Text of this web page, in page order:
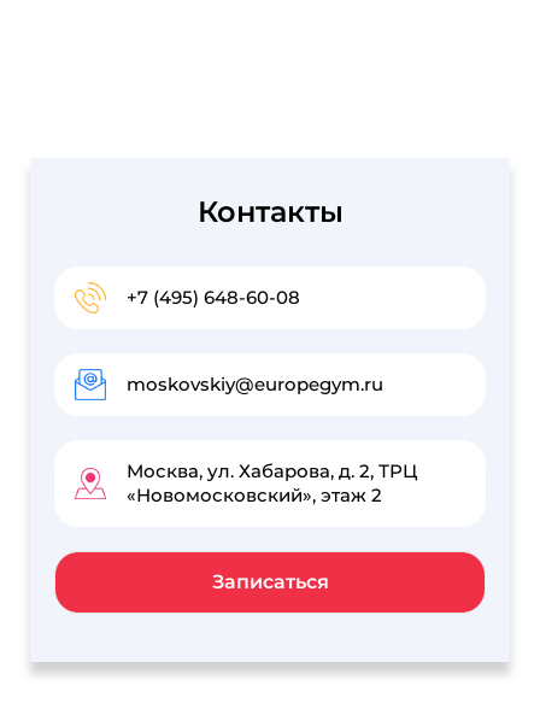
Контакты
+7 (495) 648-60-08
moskovskiy@europegym.ru
Москва, ул. Хабарова, д. 2, ТРЦ
«Новомосковский», этаж 2
Записаться